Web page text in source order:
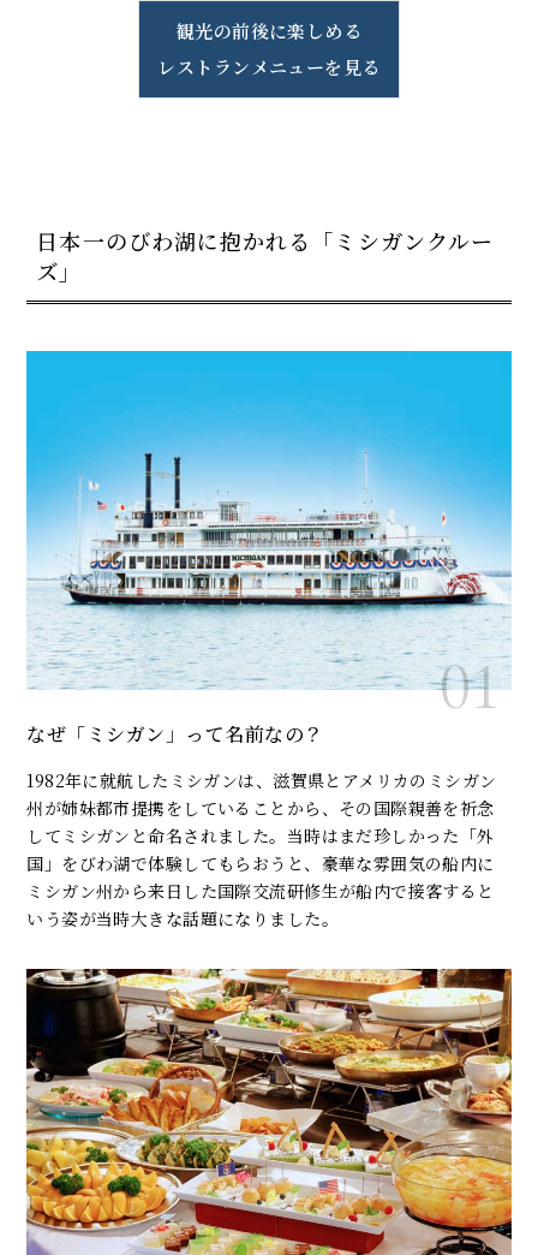
観光の前後に楽しめる
レストランメニューを見る
日本一のびわ湖に抱かれる「ミシガンクルー
ズ」
なぜ「ミシガン」って名前なの？
1982年に就航したミシガンは、滋賀県とアメリカのミシガン
州が姉妹都市提携をしていることから、その国際親善を祈念
してミシガンと命名されました。当時はまだ珍しかった「外
国」をびわ湖で体験してもらおうと、豪華な雰囲気の船内に
ミシガン州から来日した国際交流研修生が船内で接客すると
いう姿が当時大きな話題になりました。